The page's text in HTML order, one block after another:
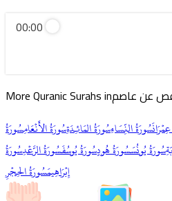
00:00
More Quranic Surahs inعن عاصم
سُورَةُ النِّسَاءِسُورَةُ المَائـِدَةِسُورَةُ الأَنۡعَامِسُورَةُ
سُورَةُ يُونُسَسُورَةُ هُودٍسُورَةُ يُوسُفَسُورَةُ الرَّعۡدِسُورَةُ
إِبۡرَاهِيمَسُورَةُ الحِجۡرِ